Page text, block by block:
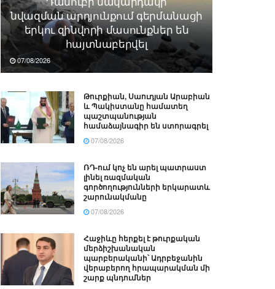
նվազման արդյունքում գերմանացի
երկու զինվորի մասունքներ են
հայտնաբերվել
07/08/2026
Թուրքիան, Սաուդյան Արաբիան
և Պակիստանը համատեղ
պաշտպանության
համաձայնագիր են ստորագրել
07/08/2026
ՌԴ-ում կոչ են արել պատրաստ
լինել ռազմական
գործողությունների երկարատև
շարունակմանը
07/08/2026
Հաջիևը հերքել է թուրքական
մերձիշխանական
պարբերականի՝ Ադրբեջանին
վերաբերող հրապարակման մի
շարք պնդումներ